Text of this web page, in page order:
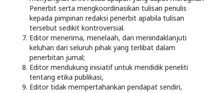
Penerbit serta mengkoordinasikan tulisan penulis
kepada pimpinan redaksi penerbit apabila tulisan
tersebut sedikit kontroversial.
Editor menerima, menelaah, dan menindaklanjuti
keluhan dari seluruh pihak yang terlibat dalam
penerbitan jurnal;
Editor mendukung inisiatif untuk mendidik peneliti
tentang etika publikasi,
Editor tidak mempertahankan pendapat sendiri,